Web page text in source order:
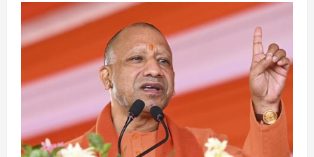
News
:
चर्चित
पुलिस
सफलता,
और
आरोपी
गिरफ्तार